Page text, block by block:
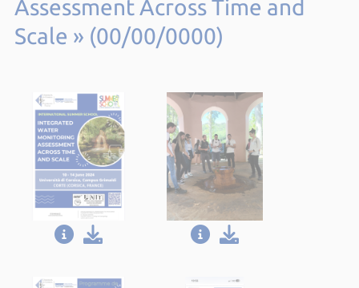
Assessment Across Time and
Scale » (00/00/0000)